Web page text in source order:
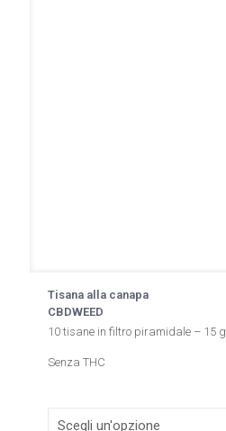
Tisana alla canapa
CBDWEED
10 tisane in filtro piramidale – 15 g
Senza THC